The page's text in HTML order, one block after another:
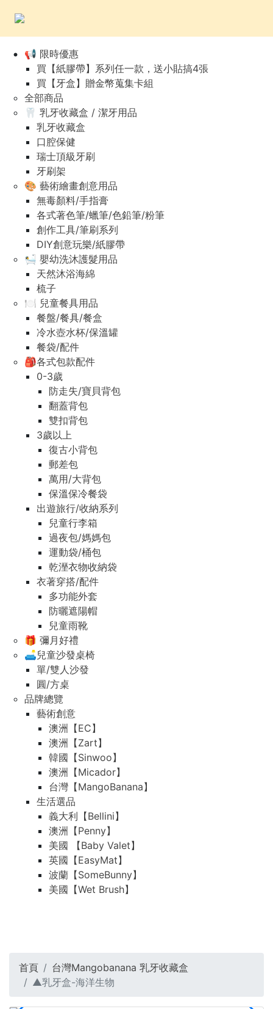
📢 限時優惠
買【紙膠帶】系列任一款，送小貼搞4張
買【牙盒】贈金幣蒐集卡組
全部商品
🦷 乳牙收藏盒 / 潔牙用品
乳牙收藏盒
口腔保健
瑞士頂級牙刷
牙刷架
🎨 藝術繪畫創意用品
無毒顏料/手指膏
各式著色筆/蠟筆/色鉛筆/粉筆
創作工具/筆刷系列
DIY創意玩樂/紙膠帶
🛀 嬰幼洗沐護髮用品
天然沐浴海綿
梳子
🍽️ 兒童餐具用品
餐盤/餐具/餐盒
冷水壺水杯/保溫罐
餐袋/配件
🎒各式包款配件
0-3歲
防走失/寶貝背包
翻蓋背包
雙扣背包
3歲以上
復古小背包
郵差包
萬用/大背包
保溫保冷餐袋
出遊旅行/收納系列
兒童行李箱
過夜包/媽媽包
運動袋/桶包
乾溼衣物收納袋
衣著穿搭/配件
多功能外套
防曬遮陽帽
兒童雨靴
🎁 彌月好禮
🛋️兒童沙發桌椅
單/雙人沙發
圓/方桌
品牌總覽
藝術創意
澳洲【EC】
澳洲【Zart】
韓國【Sinwoo】
澳洲【Micador】
台灣【MangoBanana】
生活選品
義大利【Bellini】
澳洲【Penny】
美國 【Baby Valet】
英國【EasyMat】
波蘭【SomeBunny】
美國【Wet Brush】
首頁
台灣Mangobanana 乳牙收藏盒
▲乳牙盒-海洋生物